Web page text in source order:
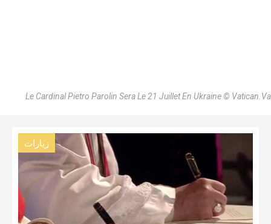
Le Cardinal Pietro Parolin Sera Le 21 Juillet En Ukraine © Vatican.Va
زيارات